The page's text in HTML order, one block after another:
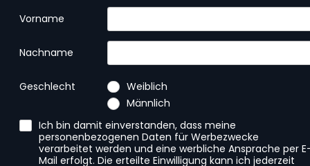
Vorname
Nachname
Geschlecht
Weiblich
Männlich
Ich bin damit einverstanden, dass meine
personenbezogenen Daten für Werbezwecke
verarbeitet werden und eine werbliche Ansprache per
Mail erfolgt. Die erteilte Einwilligung kann ich jederzeit